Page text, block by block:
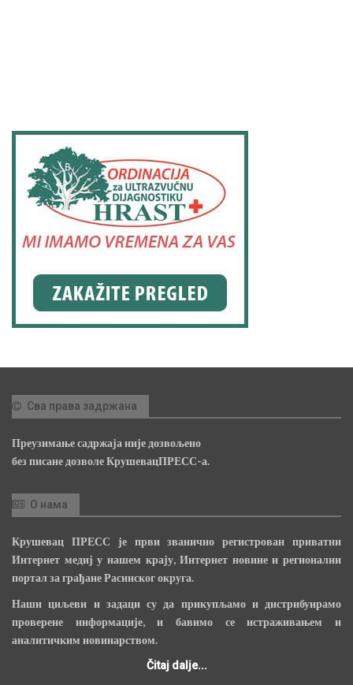
Сва права задржана
Преузимање садржаја није дозвољено
без писане дозволе КрушевацПРЕСС-а.
О нама
Крушевац ПРЕСС је први званично регистрован приватни
Интернет медиј у нашем крају, Интернет новине и регионални
портал за грађане Расинског округа.
Наши циљеви и задаци су да прикупљамо и дистрибуирамо
проверене информације, и бавимо се истраживањем и
аналитичким новинарством.
Čitaj dalje...